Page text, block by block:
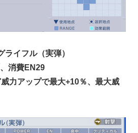
イフル（実弾）
消費EN29
力アップで最大+10％、最大威